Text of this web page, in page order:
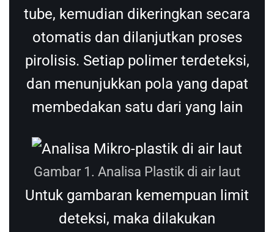
tube, kemudian dikeringkan secara
otomatis dan dilanjutkan proses
pirolisis. Setiap polimer terdeteksi,
dan menunjukkan pola yang dapat
membedakan satu dari yang lain
Gambar 1. Analisa Plastik di air laut
Untuk gambaran kemempuan limit
deteksi, maka dilakukan